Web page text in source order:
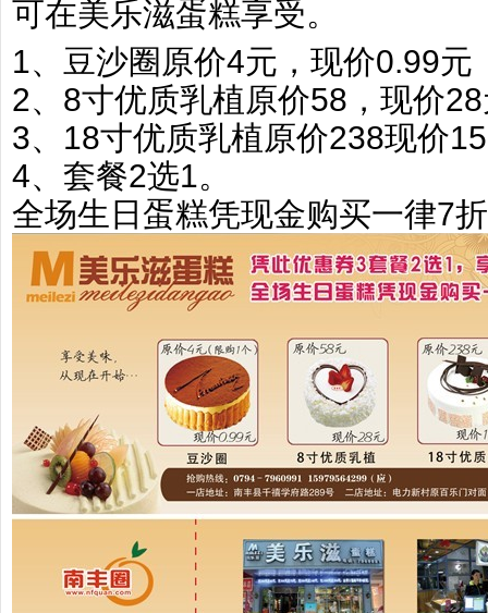
可在美乐滋蛋糕享受。
1、豆沙圈原价4元，现价0.99元
2、8寸优质乳植原价58，现价
3、18寸优质乳植原价238现价
4、套餐2选1。
全场生日蛋糕凭现金购买一律7折